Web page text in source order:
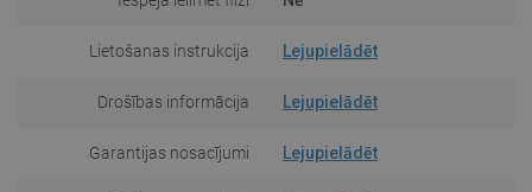
Lietošanas instrukcija Lejupielādēt
Drošības informācija Lejupielādēt
Garantijas nosacījumi Lejupielādēt